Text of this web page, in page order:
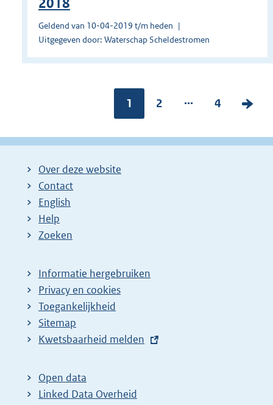
2018
Geldend van 10-04-2019 t/m heden
Uitgegeven door: Waterschap Scheldestromen
Pagina:
1
P
g
2 ...
P
g
4
V
l
Over deze website
Contact
English
Help
Zoeken
Informatie hergebruiken
Privacy en cookies
Toegankelijkheid
Sitemap
E
t
e
Kwetsbaarheid melden
Open data
Linked Data Overheid